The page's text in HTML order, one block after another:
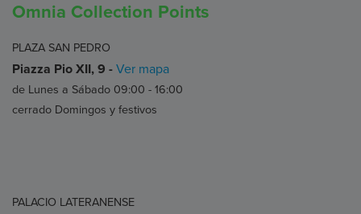
Omnia Collection Points
PLAZA SAN PEDRO
Piazza Pio XII, 9 - Ver mapa
de Lunes a Sábado 09:00 - 16:00
cerrado Domingos y festivos
PALACIO LATERANENSE